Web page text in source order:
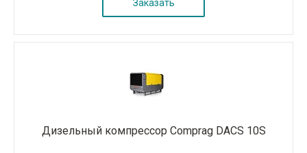
Заказать
Дизельный компрессор Comprag DACS 10S